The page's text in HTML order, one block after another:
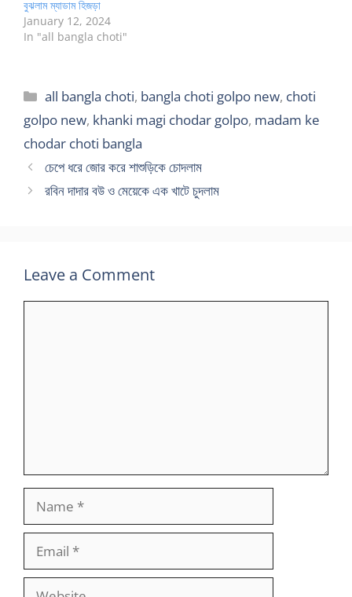
বুঝলাম ম্যাডাম হিজড়া
January 12, 2024
In "all bangla choti"
Categories
all bangla choti, bangla choti golpo new, choti
golpo new, khanki magi chodar golpo, madam ke
chodar choti bangla
চেপে ধরে জোর করে শাশুড়িকে চোদলাম
রবিন দাদার বউ ও মেয়েকে এক খাটে চুদলাম
Leave a Comment
Website